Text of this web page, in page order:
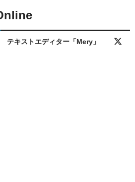
テキストエディター「Mery」